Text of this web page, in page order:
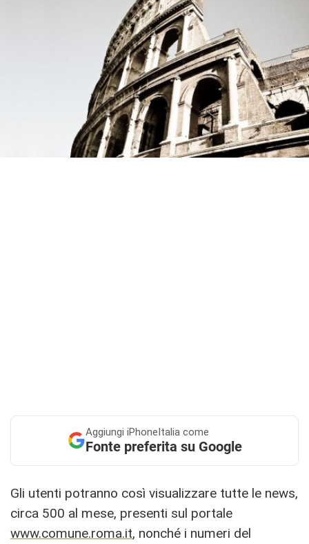
Aggiungi iPhoneItalia come
Fonte preferita su Google
Gli utenti potranno così visualizzare tutte le news,
circa 500 al mese, presenti sul portale
www.comune.roma.it, nonché i numeri del